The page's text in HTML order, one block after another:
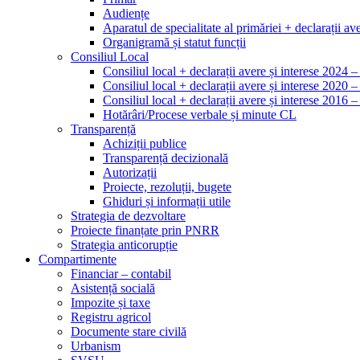
Audiențe
Aparatul de specialitate al primăriei + declarații
Organigramă și statut funcții
Consiliul Local
Consiliul local + declarații avere și interese 2024
Consiliul local + declarații avere și interese 2020
Consiliul local + declarații avere și interese 2016
Hotărâri/Procese verbale și minute CL
Transparență
Achiziții publice
Transparență decizională
Autorizații
Proiecte, rezoluții, bugete
Ghiduri și informații utile
Strategia de dezvoltare
Proiecte finanțate prin PNRR
Strategia anticorupție
Compartimente
Financiar – contabil
Asistență socială
Impozite și taxe
Registru agricol
Documente stare civilă
Urbanism